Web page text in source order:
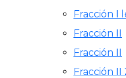
Fracción I
Fracción II
Fracción II
Fracción II